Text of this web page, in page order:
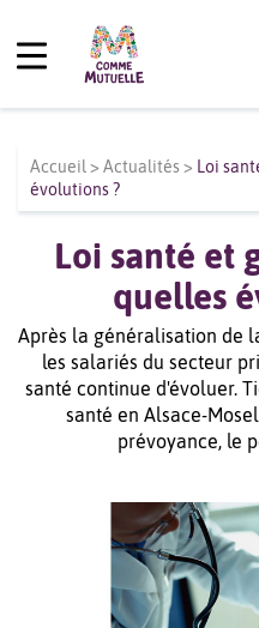
Accueil > Actualités> Loi
évolutions ?
Loi santé et
quelles
Après la généralisation de
les salariés du secteur
santé continue d'évoluer.
santé en Alsace-
prévoyance, le